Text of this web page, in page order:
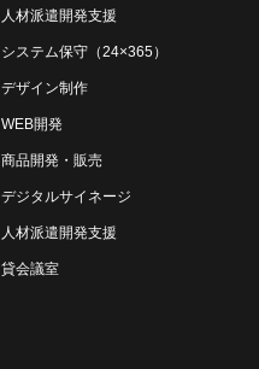
人材派遣開発支援
システム保守（24×365）
デザイン制作
WEB開発
商品開発・販売
デジタルサイネージ
人材派遣開発支援
貸会議室